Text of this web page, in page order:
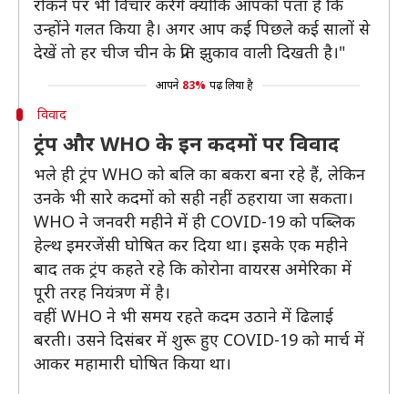
रोकने पर भी विचार करेंगे क्योंकि आपको पता है कि
उन्होंने गलत किया है। अगर आप कई पिछले कई सालों से
देखें तो हर चीज चीन के प्रति झुकाव वाली दिखती है।"
आपने 83% पढ़ लिया है
विवाद
ट्रंप और WHO के इन कदमों पर विवाद
भले ही ट्रंप WHO को बलि का बकरा बना रहे हैं, लेकिन
उनके भी सारे कदमों को सही नहीं ठहराया जा सकता।
WHO ने जनवरी महीने में ही COVID-19 को पब्लिक
हेल्थ इमरजेंसी घोषित कर दिया था। इसके एक महीने
बाद तक ट्रंप कहते रहे कि कोरोना वायरस अमेरिका में
पूरी तरह नियंत्रण में है।
वहीं WHO ने भी समय रहते कदम उठाने में ढिलाई
बरती। उसने दिसंबर में शुरू हुए COVID-19 को मार्च में
आकर महामारी घोषित किया था।